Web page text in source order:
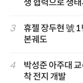
생 협력으로 생
3
휴젤 장두현 號
본궤도
4
박성준 아주대
착 전지 개발